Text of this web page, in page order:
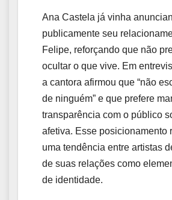
Ana Castela já vinha
publicamente seu
Felipe, reforçando que não
ocultar o que vive. Em
a cantora afirmou que “não
de ninguém” e que prefere
transparência com o público
afetiva. Esse posicionamento
uma tendência entre artistas
de suas relações como
de identidade.